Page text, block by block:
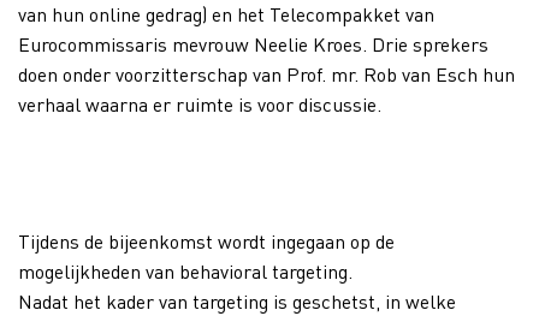
van hun online gedrag) en het Telecompakket van
Eurocommissaris mevrouw Neelie Kroes. Drie sprekers
doen onder voorzitterschap van Prof. mr. Rob van Esch hun
verhaal waarna er ruimte is voor discussie.
Tijdens de bijeenkomst wordt ingegaan op de
mogelijkheden van behavioral targeting.
Nadat het kader van targeting is geschetst, in welke